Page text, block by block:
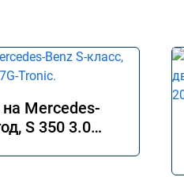
Mercedes-
S 350 3.0